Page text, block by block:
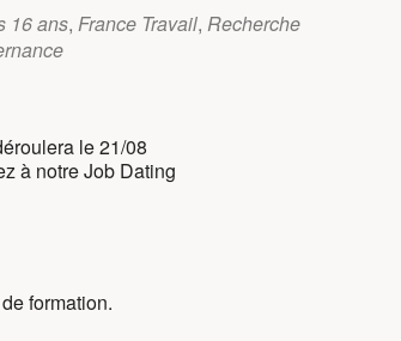
16 ans, France Travail, Recherche
le 21/08
à notre Job Dating
formation.